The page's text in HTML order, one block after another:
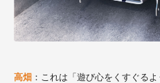
高畑 ：これは「遊び心をくすぐる